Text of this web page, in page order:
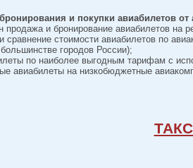
и покупки авиабилетов от
продажа и бронирование авиабилетов на
сравнение стоимости авиабилетов по
городов России);
по наиболее выгодным тарифам с
авиабилеты на низкобюджетные